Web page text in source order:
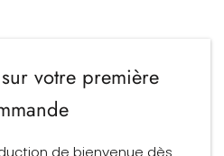
votre première
de bienvenue dès
Langue
FRANÇAIS